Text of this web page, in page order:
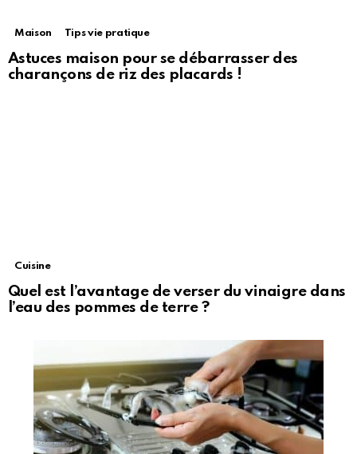
Maison Tips vie pratique
Astuces maison pour se débarrasser des
charançons de riz des placards !
Cuisine
Quel est l’avantage de verser du vinaigre dans
l’eau des pommes de terre ?